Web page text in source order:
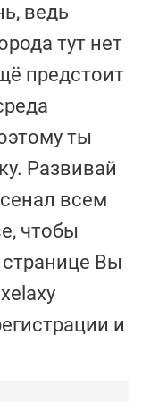
ведь
тут нет
предстоит
ты
Развивай
всем
чтобы
Вы
и